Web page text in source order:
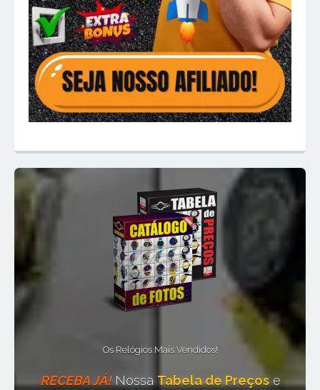
Os Relógios Mais Vendidos!
RECEBA JÁ!Nossa Tabela de Preçose